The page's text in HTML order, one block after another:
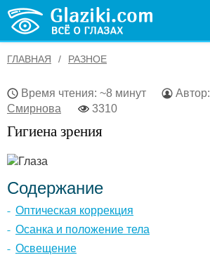
ГЛАВНАЯ РАЗНОЕ
Время чтения: ~8 минут Автор:
Смирнова
3310
Гигиена зрения
Содержание
Оптическая коррекция
Осанка и положение тела
Освещение